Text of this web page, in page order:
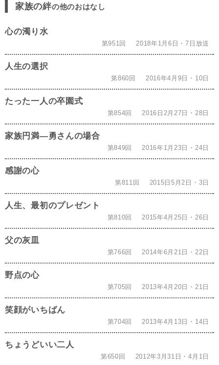
家族の絆の他のおはなし
心の濁り水
第951回 2018年1月6日・7日放送
人生の選択
第860回 2016年4月9日・10日
たった一人の卒園式
第854回 2016日2月27日・28日
家族円満―勇さんの場合
第849回 2016年1月23日・24日
感謝の心
第811回 2015日5月2日・3日
人生、最初のプレゼント
第810回 2015年4月25日・26日
父の灰皿
第766回 2014年6月21日・22日
野点の心
第705回 2013年4月20日・21日
笑顔がいちばん
第704回 2013年4月13日・14日
ちょうどいい二人
第650回 2012年3月31日・4月1日